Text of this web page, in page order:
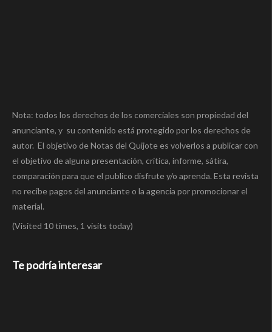
Nota: todos los derechos de los comerciales son propiedad del
anunciante, y su contenido está protegido por los derechos de
autor. El objetivo de Notas del Quijote es volverlos a publicar con
el objetivo de alguna presentación, crítica, informe, sátira,
comparación para que el publico disfrute y/o aprenda. Esta revista
no recibe pagos del anunciante o la agencia por promocionar el
material.
(Visited 10 times, 1 visits today)
Te podría interesar